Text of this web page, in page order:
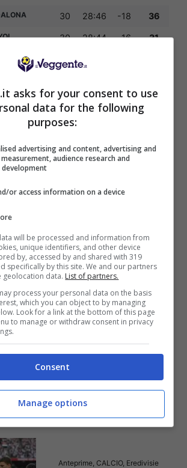
30 28:46 -18 36
30 28:44 -16 31
DE A
30 34:54
30 18:47 -29 28
30 29:54 -25
30 18:62 -44
Iscriviti gratis al canale
Telegram del Veggente:
pronostici esclusivi e in
tempo reale su
marcatori, ammoniti, tiri
in porta e tanto altro!
Rotterdam-Feyenoord: un
precampionato clamoroso
Anteprime CALCIO, Eredivisie
asks for your consent to use
data for the following
purposes:
advertising and content, advertising and
audience research and
development
or access information on a device
will be processed and information from
unique identifiers, and other device
by, accessed by and shared with 319
specifically by this site. We and our partners
geolocation data. List of partners.
process your personal data on the basis
which you can object to by managing
Look for a link at the bottom of this page
to manage or withdraw consent in privacy
Consent
Manage options